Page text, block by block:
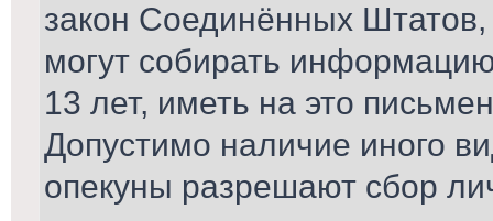
закон Соединённых
могут собирать
13 лет, иметь на это
Допустимо наличие иного
опекуны разрешают сбор